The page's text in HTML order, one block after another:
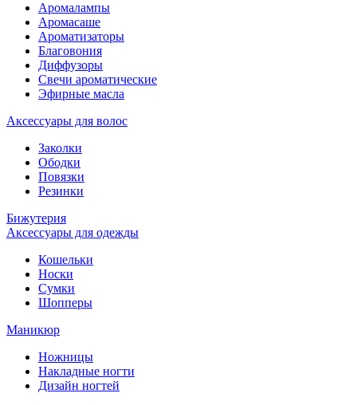
Аромалампы
Аромасаше
Ароматизаторы
Благовония
Диффузоры
Свечи ароматические
Эфирные масла
Аксессуары для волос
Заколки
Ободки
Повязки
Резинки
Бижутерия
Аксессуары для одежды
Кошельки
Носки
Сумки
Шопперы
Маникюр
Ножницы
Накладные ногти
Дизайн ногтей